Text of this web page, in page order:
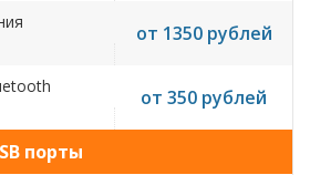
от 1350 рублей
от 350 рублей
порты